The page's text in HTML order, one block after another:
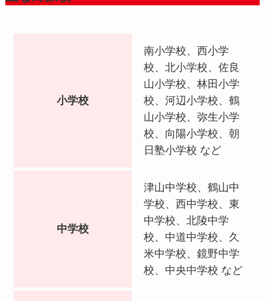
岡山県立大学（保健福祉学部）合格
小学校
南小学校、西小学
校、北小学校、佐良
山小学校、林田小学
校、河辺小学校、鶴
山小学校、弥生小学
校、向陽小学校、朝
日塾小学校 など
中学校
津山中学校、鶴山中
学校、西中学校、東
中学校、北陵中学
校、中道中学校、久
米中学校、鏡野中学
校、中央中学校 など